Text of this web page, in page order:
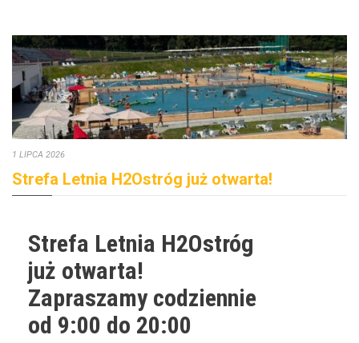
1 LIPCA 2026
Strefa Letnia H2Ostróg już otwarta!
Strefa Letnia H2Ostróg
już otwarta!
Zapraszamy codziennie
od 9:00 do 20:00